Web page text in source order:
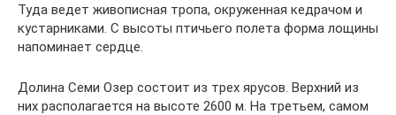
Туда ведет живописная тропа, окруженная кедрачом и
кустарниками. С высоты птичьего полета форма лощины
напоминает сердце.
Долина Семи Озер состоит из трех ярусов. Верхний из
них располагается на высоте 2600 м. На третьем, самом